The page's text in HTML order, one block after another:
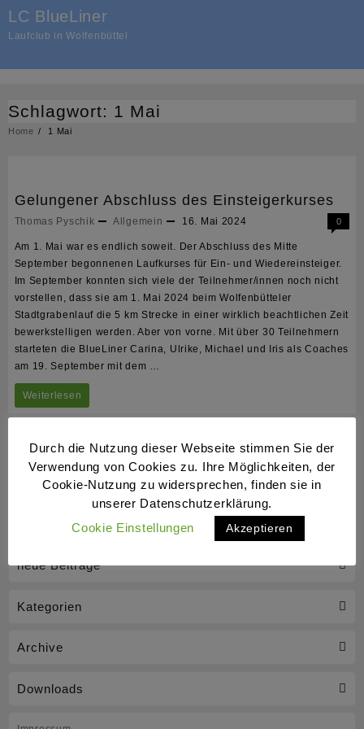
content
LC BlueLiner
Laufclub in Wolfenbüttel
neue Beiträge
Kategorien
Archive
Downloads
Schlagwort: 1 Mai
Home 1 Mai
Gelungener Abschluss des Einsteigerkurses
Thomas Pyschik Allgemein 16. Mai 2024 0
Am 1. Mai war es endlich soweit. Der Abschluss des Mitte
September begonnenen Laufkurses für Ein- und Wiedereinsteiger.
Im September konnten sich viele der Teilnehmer/innen noch nicht
vorstellen, dass sie am 1. Mai 2024 beim Wolfenbütteler
Stadtgrabenlauf die 5 km Strecke in einer wirklich beachtlichen Zeit
bewerkstelligen werden. Aber von vorne. Mit über 30 Teilnehmern
starteten die BlueLiner Carina, Ulrike, Michael und Iris als Coaches
am 19. September mit dem …
Gelungener
Abschluss
des
Einsteigerkurses
Weiterlesen
Durch die Nutzung dieser Webseite stimmen Sie der
Verwendung von Cookies zu. Ihre Möglichkeiten, der
Cookie-Nutzung zu widersprechen, finden sie in
unserer Datenschutzerklärung.
Cookie Einstellungen
Akzeptieren